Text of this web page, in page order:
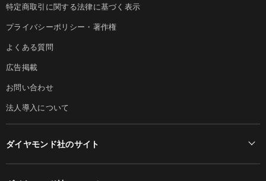
特定商取引に関する法律に基づく表示
プライバシーポリシー・著作権
よくある質問
広告掲載
お問い合わせ
法人導入について
ダイヤモンド社のサイト